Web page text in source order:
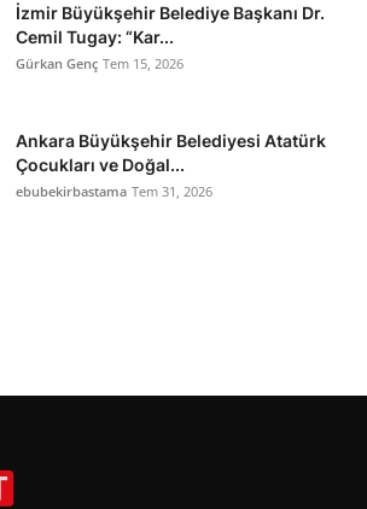
İzmir Büyükşehir Belediye Başkanı Dr.
Cemil Tugay: “Kar...
Gürkan Genç Tem 15, 2026
Ankara Büyükşehir Belediyesi Atatürk
Çocukları ve Doğal...
ebubekirbastama Tem 31, 2026